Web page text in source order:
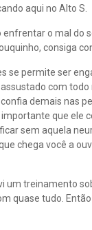
aqui no Alto S.
o mal do
consiga
se permite ser
com
demais nas
que ele
sem aquela
chega você a
um treinamento
quase tudo.